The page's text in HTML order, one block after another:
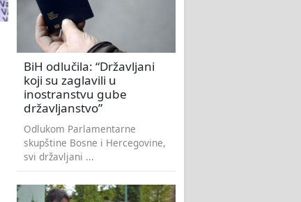
BiH odlučila: “Državljani
koji su zaglavili u
inostranstvu gube
državljanstvo”
Odlukom Parlamentarne
skupštine Bosne i Hercegovine,
svi državljani ...